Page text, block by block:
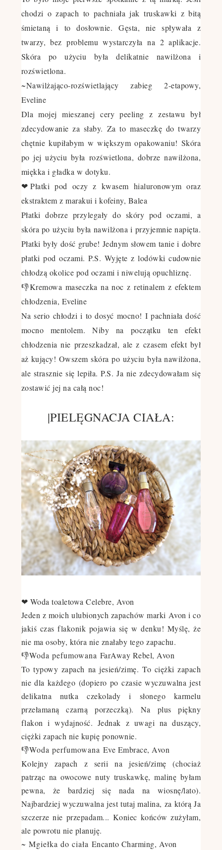
chodzi o zapach to pachniała jak truskawki z bitą
śmietaną i to dosłownie. Gęsta, nie spływała z
twarzy, bez problemu wystarczyła na 2 aplikacje.
Skóra po użyciu była delikatnie nawilżona i
rozświetlona.
~Nawilżająco-rozświetlający zabieg 2-etapowy,
Eveline
Dla mojej mieszanej cery peeling z zestawu był
zdecydowanie za słaby. Za to maseczkę do twarzy
chętnie kupiłabym w większym opakowaniu! Skóra
po jej użyciu była rozświetlona, dobrze nawilżona,
miękka i gładka w dotyku.
❤Płatki pod oczy z kwasem hialuronowym oraz
ekstraktem z marakui i kofeiny, Balea
Płatki dobrze przylegały do skóry pod oczami, a
skóra po użyciu była nawilżona i przyjemnie napięta.
Płatki były dość grube! Jednym słowem tanie i dobre
płatki pod oczami. P.S. Wyjęte z lodówki cudownie
chłodzą okolice pod oczami i niwelują opuchliznę.
👎Kremowa maseczka na noc z retinalem z efektem
chłodzenia, Eveline
Na serio chłodzi i to dosyć mocno! I pachniała dość
mocno mentolem. Niby na początku ten efekt
chłodzenia nie przeszkadzał, ale z czasem efekt był
aż kujący! Owszem skóra po użyciu była nawilżona,
ale strasznie się lepiła. P.S. Ja nie zdecydowałam się
zostawić jej na całą noc!
|PIELĘGNACJA CIAŁA:
❤ Woda toaletowa Celebre, Avon
Jeden z moich ulubionych zapachów marki Avon i co
jakiś czas flakonik pojawia się w denku! Myślę, że
nie ma osoby, która nie znałaby tego zapachu.
👎Woda pefumowana FarAway Rebel, Avon
To typowy zapach na jesień/zimę. To ciężki zapach
nie dla każdego (dopiero po czasie wyczuwalna jest
delikatna nutka czekolady i słonego karmelu
przełamaną czarną porzeczką). Na plus piękny
flakon i wydajność. Jednak z uwagi na duszący,
ciężki zapach nie kupię ponownie.
👎Woda perfumowana Eve Embrace, Avon
Kolejny zapach z serii na jesień/zimę (chociaż
patrząc na owocowe nuty truskawkę, malinę byłam
pewna, że bardziej się nada na wiosnę/lato).
Najbardziej wyczuwalna jest tutaj malina, za którą Ja
szczerze nie przepadam... Koniec końców zużyłam,
ale powrotu nie planuję.
~ Mgiełka do ciała Encanto Charming, Avon